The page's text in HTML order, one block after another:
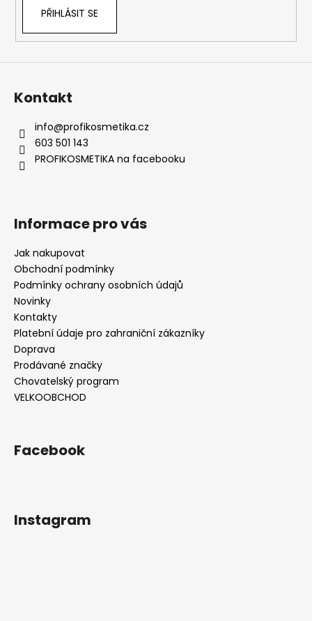
PŘIHLÁSIT SE
Kontakt
info@profikosmetika.cz
603 501 143
PROFIKOSMETIKA na facebooku
Informace pro vás
Jak nakupovat
Obchodní podmínky
Podmínky ochrany osobních údajů
Novinky
Kontakty
Platební údaje pro zahraniční zákazníky
Doprava
Prodávané značky
Chovatelský program
VELKOOBCHOD
Facebook
Instagram